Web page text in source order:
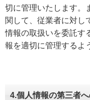
切に管理いたします。
関して、従業者に対し
情報の取扱いを委託す
報を適切に管理するよ
4.個人情報の第三者